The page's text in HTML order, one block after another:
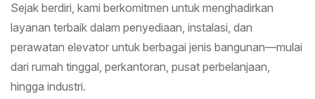
Sejak berdiri, kami berkomitmen untuk menghadirkan
layanan terbaik dalam penyediaan, instalasi, dan
perawatan elevator untuk berbagai jenis bangunan—mulai
dari rumah tinggal, perkantoran, pusat perbelanjaan,
hingga industri.